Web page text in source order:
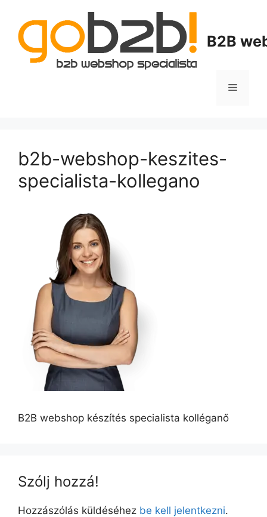
B2B
b2b-webshop-keszites-
specialista-kollegano
B2B webshop készítés specialista kolléganő
Szólj hozzá!
Hozzászólás küldéséhez be kell jelentkezni.